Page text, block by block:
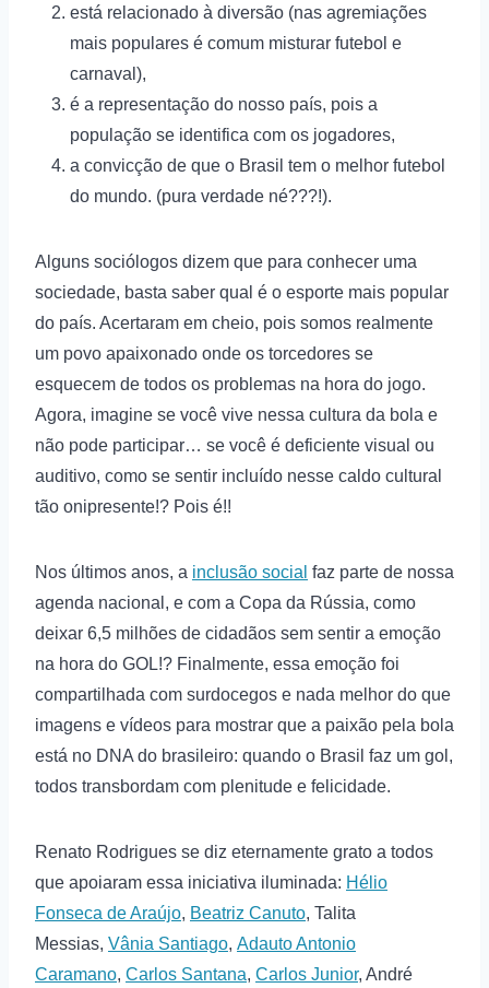
está relacionado à diversão (nas agremiações
mais populares é comum misturar futebol e
carnaval),
é a representação do nosso país, pois a
população se identifica com os jogadores,
a convicção de que o Brasil tem o melhor futebol
do mundo. (pura verdade né???!).
Alguns sociólogos dizem que para conhecer uma
sociedade, basta saber qual é o esporte mais popular
do país. Acertaram em cheio, pois somos realmente
um povo apaixonado onde os torcedores se
esquecem de todos os problemas na hora do jogo.
Agora, imagine se você vive nessa cultura da bola e
não pode participar… se você é deficiente visual ou
auditivo, como se sentir incluído nesse caldo cultural
tão onipresente!? Pois é!!
Nos últimos anos, a inclusão social faz parte de nossa
agenda nacional, e com a Copa da Rússia, como
deixar 6,5 milhões de cidadãos sem sentir a emoção
na hora do GOL!? Finalmente, essa emoção foi
compartilhada com surdocegos e nada melhor do que
imagens e vídeos para mostrar que a paixão pela bola
está no DNA do brasileiro: quando o Brasil faz um gol,
todos transbordam com plenitude e felicidade.
Renato Rodrigues se diz eternamente grato a todos
que apoiaram essa iniciativa iluminada: Hélio
Fonseca de Araújo, Beatriz Canuto, Talita
Messias, Vânia Santiago, Adauto Antonio
Caramano, Carlos Santana, Carlos Junior, André